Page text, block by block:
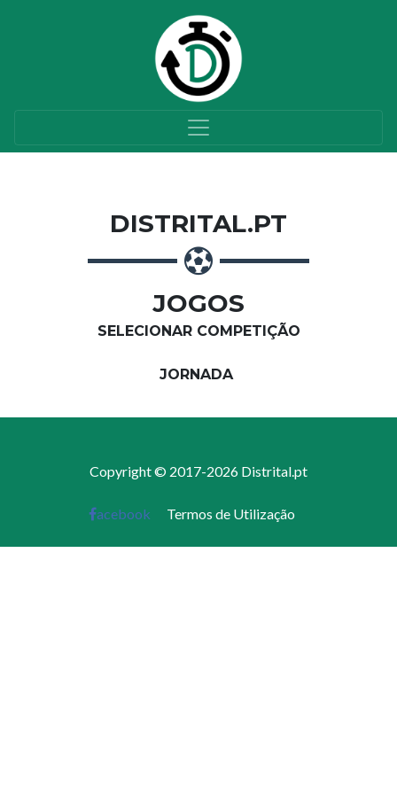
DISTRITAL.PT
JOGOS
SELECIONAR COMPETIÇÃO
JORNADA
Copyright © 2017-2026 Distrital.pt
acebook Termos de Utilização